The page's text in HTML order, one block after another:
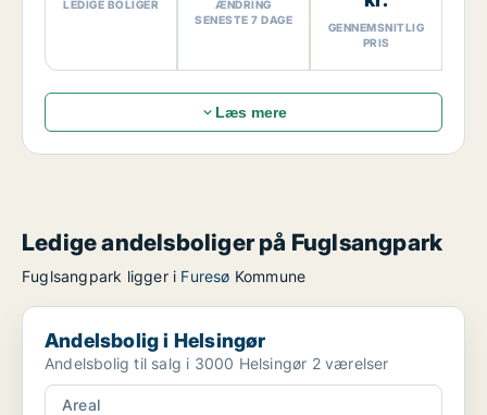
LEDIGE BOLIGER
ÆNDRING
SENESTE 7 DAGE
GENNEMSNITLIG
PRIS
Læs mere
Ledige andelsboliger på Fuglsangpark
Fuglsangpark ligger i Furesø Kommune
Andelsbolig i Helsingør
Andelsbolig i Helsingør
Andelsbolig til salg i 3000 Helsingør 2 værelser
Areal